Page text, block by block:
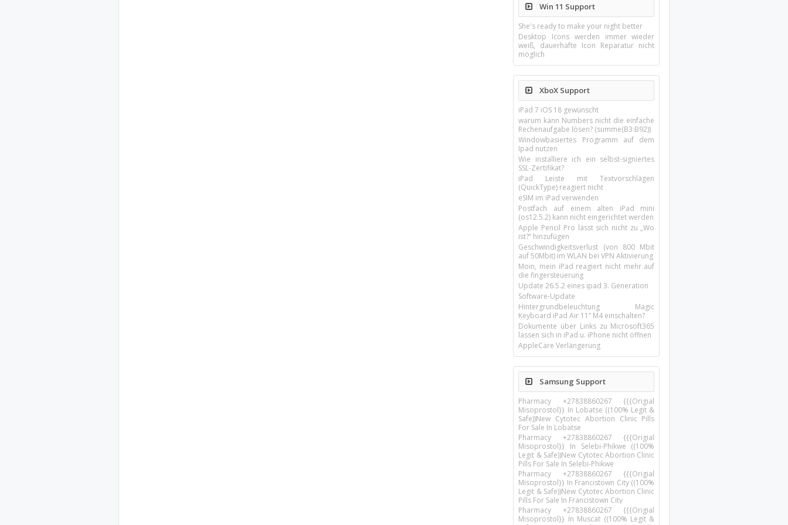
Win 11 Support
She's ready to make your night better
Desktop Icons werden immer wieder
weiß, dauerhafte Icon Reparatur nicht
möglich
XboX Support
iPad 7 iOS 18 gewünscht
warum kann Numbers nicht die einfache
Rechenaufgabe lösen? (summe(B3:B92))
Windowbasiertes Programm auf dem
Ipad nutzen
Wie installiere ich ein selbst-signiertes
SSL-Zertifikat?
iPad Leiste mit Textvorschlägen
(QuickType) reagiert nicht
eSIM im iPad verwenden
Postfach auf einem alten iPad mini
(os12.5.2) kann nicht eingerichtet werden
Apple Pencil Pro lässt sich nicht zu „Wo
ist?“ hinzufügen
Geschwindigkeitsverlust (von 800 Mbit
auf 50Mbit) im WLAN bei VPN Aktivierung
Moin, mein iPad reagiert nicht mehr auf
die fingersteuerung
Update 26.5.2 eines ipad 3. Generation
Software-Update
Hintergrundbeleuchtung Magic
Keyboard iPad Air 11’’ M4 einschalten?
Dokumente über Links zu Microsoft365
lassen sich in iPad u. iPhone nicht öffnen
AppleCare Verlängerung
Samsung Support
Pharmacy +27838860267 {{{Origial
Misoprostol}} In Lobatse ((100% Legit &
Safe))New Cytotec Abortion Clinic Pills
For Sale In Lobatse
Pharmacy +27838860267 {{{Origial
Misoprostol}} In Selebi-Phikwe ((100%
Legit & Safe))New Cytotec Abortion Clinic
Pills For Sale In Selebi-Phikwe
Pharmacy +27838860267 {{{Origial
Misoprostol}} In Francistown City ((100%
Legit & Safe))New Cytotec Abortion Clinic
Pills For Sale In Francistown City
Pharmacy +27838860267 {{{Origial
Misoprostol}} In Muscat ((100% Legit &